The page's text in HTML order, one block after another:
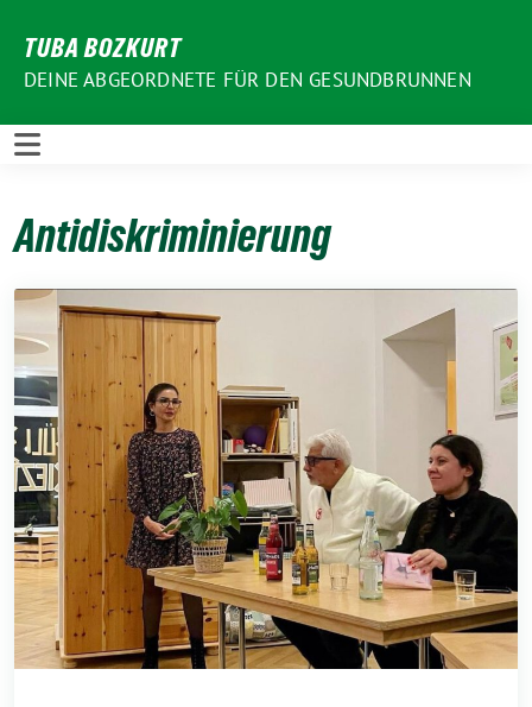
zum
Inhalt
TUBA BOZKURT
DEINE ABGEORDNETE FÜR DEN GESUNDBRUNNEN
Antidiskriminierung